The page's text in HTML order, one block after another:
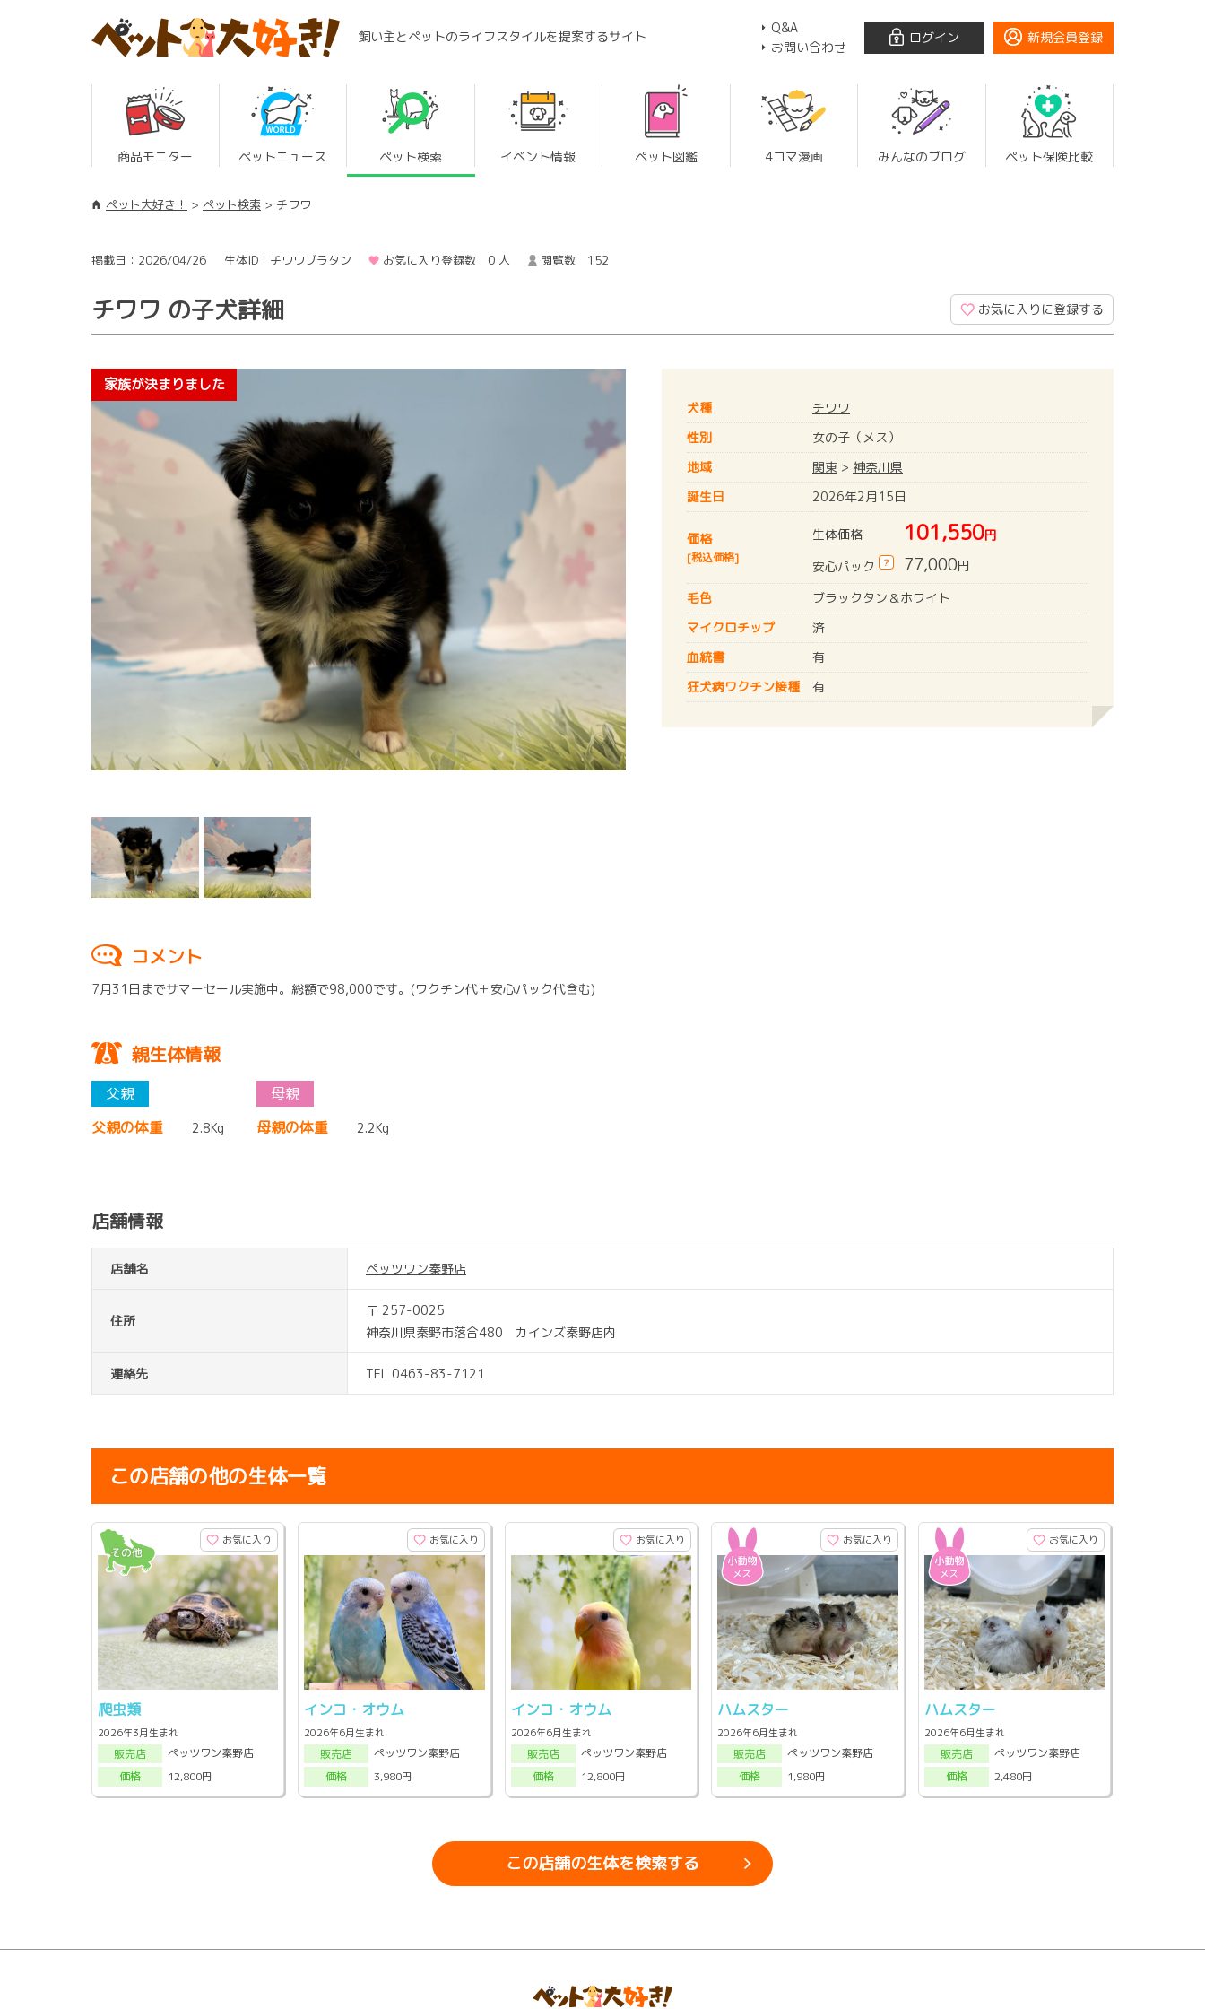
飼い主とペットのライフスタイルを提案するサイト
Q&A
お問い合わせ
ログイン 新規会員登録
商品モニター ペットニュース ペット検索 イベント情報 ペット図鑑 4コマ漫画 みんなのブログ ペット保険比較
ペット大好き！ ペット検索 チワワ
掲載日：2026/04/26 生体ID：チワワブラタン お気に入り登録数 0 人 閲覧数 152
チワワ の子犬詳細 お気に入りに登録する
犬種
チワワ
性別
女の子（メス）
地域
関東 > 神奈川県
誕生日
2026年2月15日
価格
[税込価格]
生体価格 101,550円
安心パック
? 77,000円
毛色
ブラックタン＆ホワイト
マイクロチップ
済
血統書
有
狂犬病ワクチン接種 有
コメント
7月31日までサマーセール実施中。総額で98,000です。(ワクチン代＋安心パック代含む)
親生体情報
父親の体重 2.8Kg 母親の体重 2.2Kg
店舗情報
店舗名 ペッツワン秦野店
住所
〒 257-0025
神奈川県秦野市落合480 カインズ秦野店内
連絡先 TEL 0463-83-7121
この店舗の他の生体一覧
お気に入り
爬虫類
2026年3月生まれ
販売店
ペッツワン秦野店
価格
12,800円
お気に入り
インコ・オウム
2026年6月生まれ
販売店
ペッツワン秦野店
価格
3,980円
お気に入り
インコ・オウム
2026年6月生まれ
販売店
ペッツワン秦野店
価格
12,800円
お気に入り
ハムスター
2026年6月生まれ
販売店
ペッツワン秦野店
価格
1,980円
お気に入り
ハムスター
2026年6月生まれ
販売店
ペッツワン秦野店
価格
2,480円
この店舗の生体を検索する